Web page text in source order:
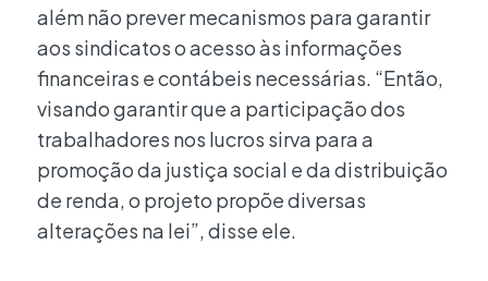
além não prever mecanismos para garantir
aos sindicatos o acesso às informações
financeiras e contábeis necessárias. “Então,
visando garantir que a participação dos
trabalhadores nos lucros sirva para a
promoção da justiça social e da distribuição
de renda, o projeto propõe diversas
alterações na lei”, disse ele.